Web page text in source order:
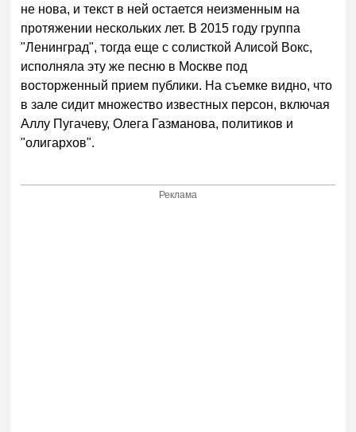
не нова, и текст в ней остается неизменным на
протяжении нескольких лет. В 2015 году группа
"Ленинград", тогда еще с солисткой Алисой Вокс,
исполняла эту же песню в Москве под
восторженный прием публики. На съемке видно, что
в зале сидит множество известных персон, включая
Аллу Пугачеву, Олега Газманова, политиков и
"олигархов".
Реклама